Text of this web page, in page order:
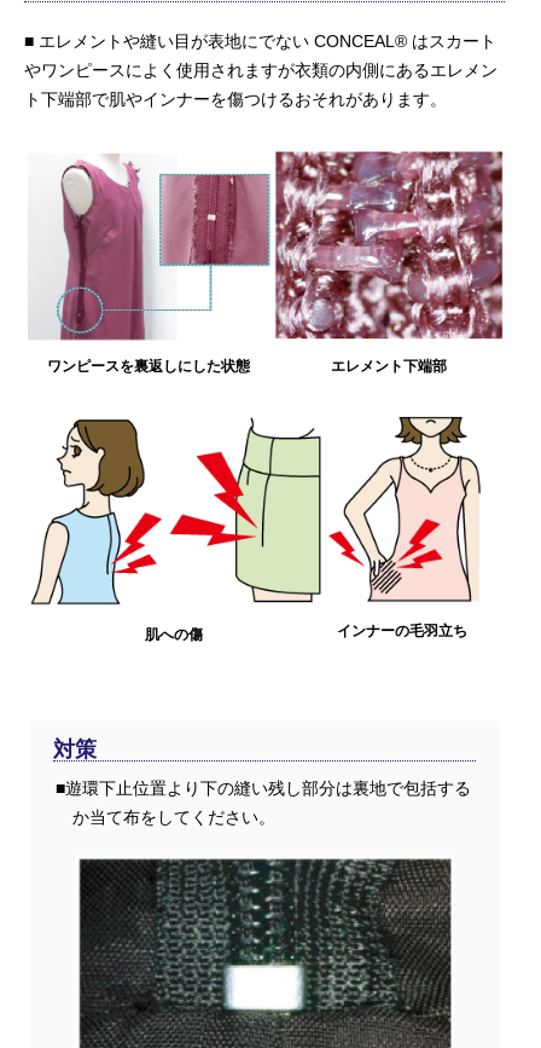
■ エレメントや縫い目が表地にでない CONCEAL® はスカート
やワンピースによく使用されますが衣類の内側にあるエレメン
ト下端部で肌やインナーを傷つけるおそれがあります。
ワンピースを裏返しにした状態 エレメント下端部
肌への傷 インナーの毛羽立ち
対策
■遊環下止位置より下の縫い残し部分は裏地で包括する
か当て布をしてください。